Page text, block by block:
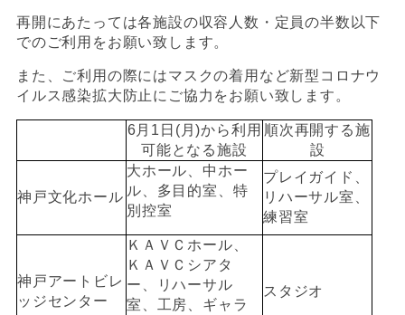
再開にあたっては各施設の収容人数・定員の半数以下
でのご利用をお願い致します。
また、ご利用の際にはマスクの着用など新型コロナウ
イルス感染拡大防止にご協力をお願い致します。
6月1日(月)から利用
可能となる施設
順次再開する施
設
神戸文化ホール
大ホール、中ホー
ル、多目的室、特
別控室
プレイガイド、
リハーサル室、
練習室
神戸アートビレ
ッジセンター
ＫＡＶＣホール、
ＫＡＶＣシアタ
ー、リハーサル
室、工房、ギャラ
スタジオ